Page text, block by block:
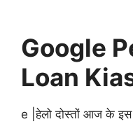
Google
Loan
e |हेलो दोस्तों आज के